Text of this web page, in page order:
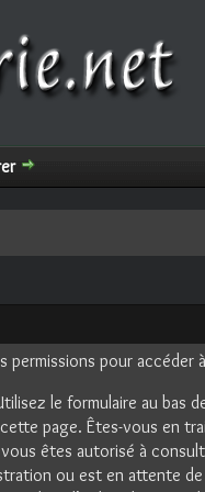
permissions pour
le formulaire au bas
page. Êtes-vous en
êtes autorisé à
ou est en attente